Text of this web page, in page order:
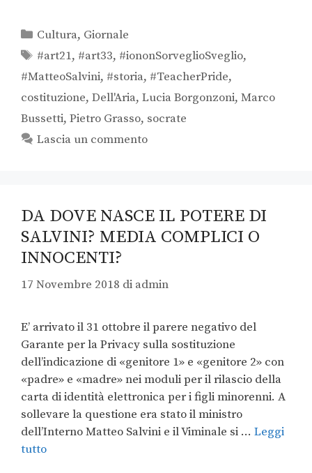
Cultura, Giornale
#art21, #art33, #iononSorveglioSveglio,
#MatteoSalvini, #storia, #TeacherPride,
costituzione, Dell'Aria, Lucia Borgonzoni, Marco
Bussetti, Pietro Grasso, socrate
Lascia un commento
DA DOVE NASCE IL POTERE DI
SALVINI? MEDIA COMPLICI O
INNOCENTI?
17 Novembre 2018 di admin
E’ arrivato il 31 ottobre il parere negativo del
Garante per la Privacy sulla sostituzione
dell’indicazione di «genitore 1» e «genitore 2» con
«padre» e «madre» nei moduli per il rilascio della
carta di identità elettronica per i figli minorenni. A
sollevare la questione era stato il ministro
dell’Interno Matteo Salvini e il Viminale si … Leggi
tutto